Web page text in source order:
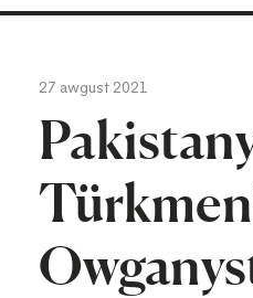
27 awgust 2021